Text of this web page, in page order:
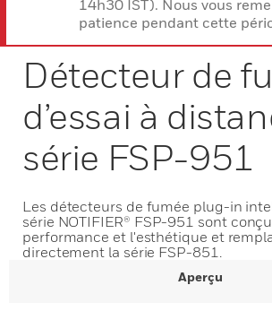
14h30 IST). Nous vous
patience pendant cette
Détecteur de
d’essai à
série FSP-951
Les détecteurs de fumée plug-in
série NOTIFIER® FSP-951 sont
performance et l'esthétique et
directement la série FSP-851.
Aperçu